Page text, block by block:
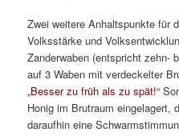
Zwei weitere Anhaltspunkte für
Volksstärke und
Zanderwaben (entspricht zehn-
auf 3 Waben mit verdeckelter
„Besser zu früh als zu spät!“
Honig im Brutraum eingelagert,
daraufhin eine